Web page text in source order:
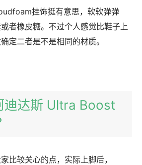
挂饰挺有意思，软软弹弹
者橡皮糖。不过个人感觉比鞋子上
定二者是不是相同的材质。
迪达斯 Ultra Boost
比较关心的点，实际上脚后，